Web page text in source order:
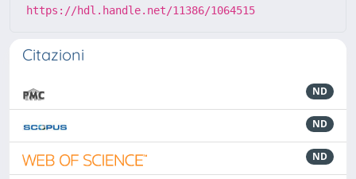
https://hdl.handle.net/11386/1064515
Citazioni
ND
ND
ND